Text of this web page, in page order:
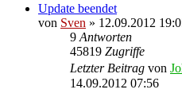
Update beendet
von Sven » 12.09.2012
9 Antworten
45819 Zugriffe
Letzter Beitrag von
14.09.2012 07:56